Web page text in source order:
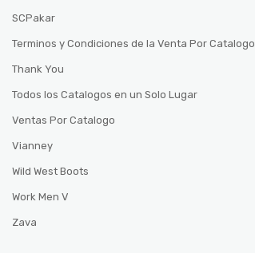
SCPakar
Terminos y Condiciones de la Venta Por Catalogo
Thank You
Todos los Catalogos en un Solo Lugar
Ventas Por Catalogo
Vianney
Wild West Boots
Work Men V
Zava